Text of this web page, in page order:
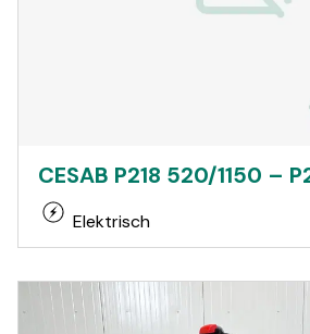
CESAB P218 520/1150 –
Elektrisch